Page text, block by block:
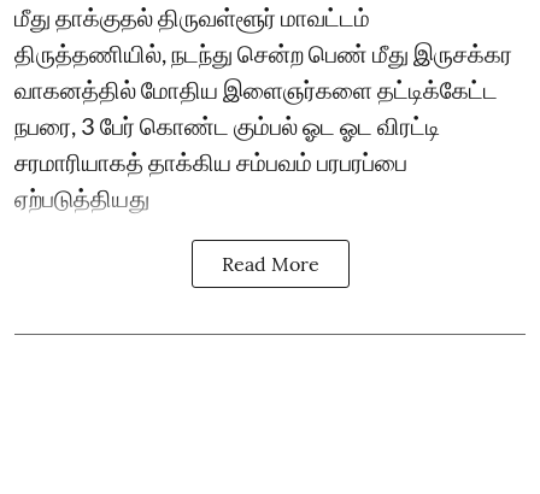
மீது தாக்குதல் திருவள்ளூர் மாவட்டம்
திருத்தணியில், நடந்து சென்ற பெண் மீது இருசக்கர
வாகனத்தில் மோதிய இளைஞர்களை தட்டிக்கேட்ட
நபரை, 3 பேர் கொண்ட கும்பல் ஓட ஓட விரட்டி
சரமாரியாகத் தாக்கிய சம்பவம் பரபரப்பை
ஏற்படுத்தியது
Read More